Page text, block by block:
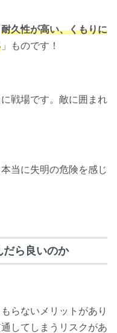
耐久性が高い、くもりに
」ものです！
戦場です。敵に囲まれ
当に失明の危険を感じ
だら良いのか
らないメリットがあり
してしまうリスクがあ